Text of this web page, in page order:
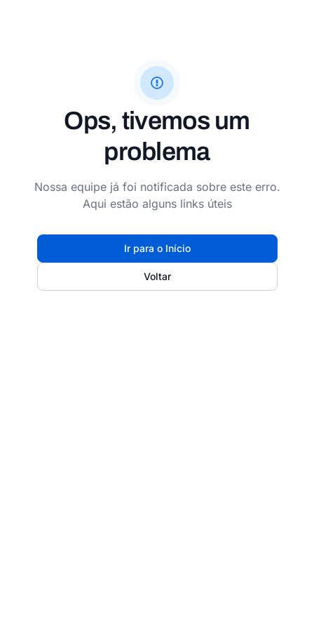
Ops, tivemos um
problema
Nossa equipe já foi notificada sobre este erro.
Aqui estão alguns links úteis
Ir para o Início
Voltar